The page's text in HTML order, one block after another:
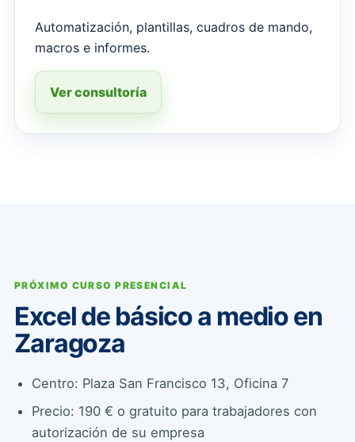
Automatización, plantillas, cuadros de mando,
macros e informes.
Ver consultoría
PRÓXIMO CURSO PRESENCIAL
Excel de básico a medio en
Zaragoza
Centro: Plaza San Francisco 13, Oficina 7
Precio: 190 € o gratuito para trabajadores con
autorización de su empresa